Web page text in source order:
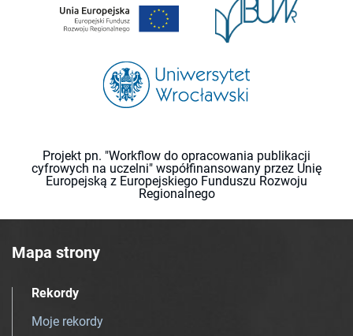
Projekt pn. "Workflow do opracowania publikacji
cyfrowych na uczelni" współfinansowany przez Unię
Europejską z Europejskiego Funduszu Rozwoju
Regionalnego
Mapa strony
Rekordy
Moje rekordy